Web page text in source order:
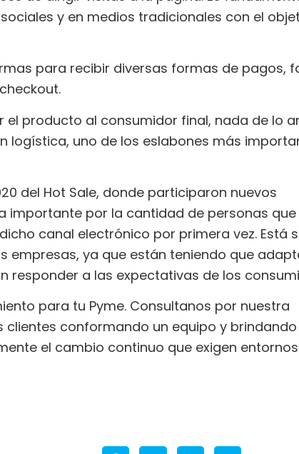
y en medios tradicionales con el
para recibir diversas formas de pagos,
el producto al consumidor final, nada de lo
logística, uno de los eslabones más
del Hot Sale, donde participaron nuevos
importante por la cantidad de personas que
canal electrónico por primera vez. Está
empresas, ya que están teniendo que
a las expectativas de los
para tu Pyme. Consultanos por nuestra
conformando un equipo y brindando
el cambio continuo que exigen